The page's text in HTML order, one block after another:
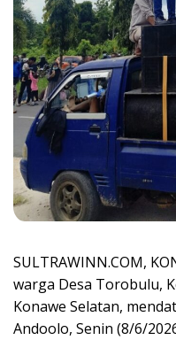
SULTRAWINN.COM,
warga Desa Torobulu,
Konawe Selatan,
Andoolo, Senin (8/6/